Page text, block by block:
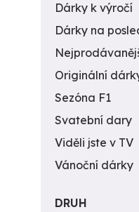
Dárky k výročí
Dárky na
Originální
Sezóna F1
Svatební dary
Viděli jste v TV
Vánoční dárky
DRUH